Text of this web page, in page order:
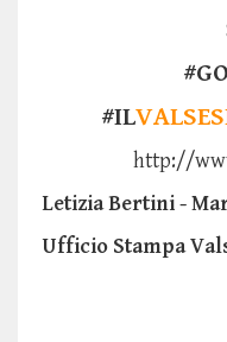
#IL
http://
Letizia Bertini -
Ufficio Stampa